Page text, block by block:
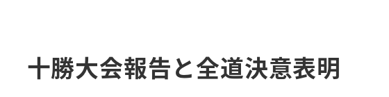
十勝大会報告と全道決意表明